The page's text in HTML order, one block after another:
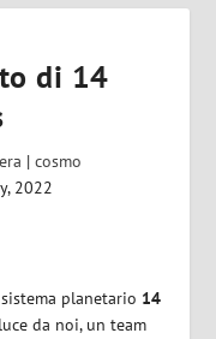
di 14
| cosmo
2022
planetario 14
da noi, un team